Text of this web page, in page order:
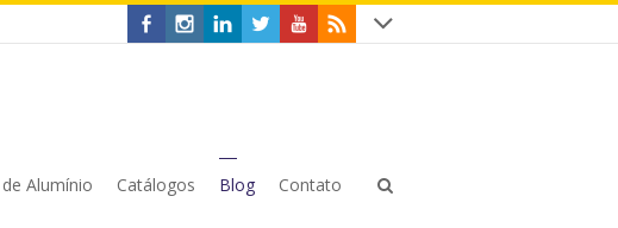
Alumínio Catálogos Blog Contato